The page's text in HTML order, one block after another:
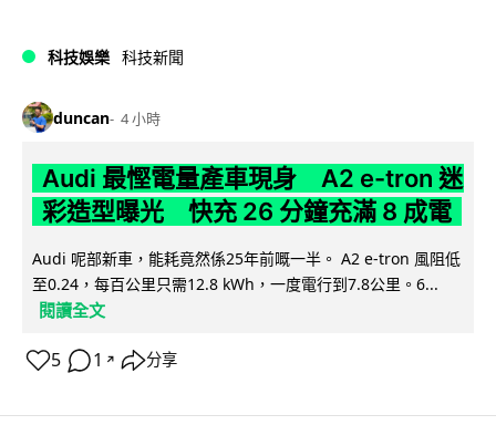
科技娛樂 科技新聞
duncan 4 小時
Audi 最慳電量產車現身 A2 e-tron 迷
彩造型曝光 快充 26 分鐘充滿 8 成電
Audi 呢部新車，能耗竟然係25年前嘅一半。 A2 e-tron 風阻低
至0.24，每百公里只需12.8 kWh，一度電行到7.8公里。6...
閱讀全文
5 1 ↗ 分享